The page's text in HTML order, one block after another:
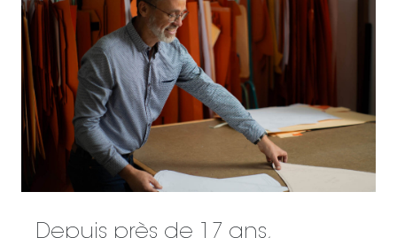
Depuis près de 17 ans,